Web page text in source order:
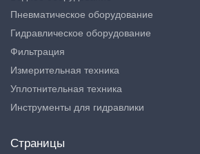
Пневматическое оборудование
Гидравлическое оборудование
Фильтрация
Измерительная техника
Уплотнительная техника
Инструменты для гидравлики
Страницы